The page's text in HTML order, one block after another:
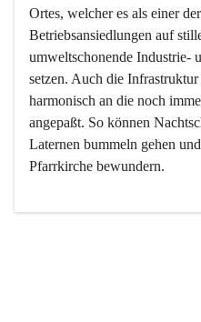
Ortes, welcher es als einer
Betriebsansiedlungen auf
umweltschonende Industrie-
setzen. Auch die
harmonisch an die noch
angepaßt. So können
Laternen bummeln gehen
Pfarrkirche bewundern.
Der Weinbau dominert